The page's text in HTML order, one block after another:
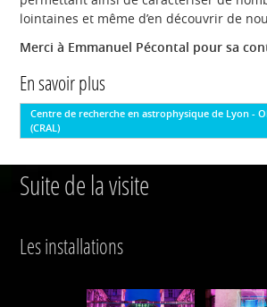
lointaines et même d’en découvrir de
Merci à Emmanuel Pécontal pour sa
En savoir plus
Centre de recherche en astrophysique de Lyon -
(CRAL)
Suite de la visite
Les installations